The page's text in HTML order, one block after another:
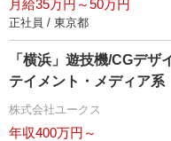
月給35万円～50万円
正社員 / 東京都
「横浜」遊技機/CGデ
テイメント・メディア系
株式会社ユークス
年収400万円～